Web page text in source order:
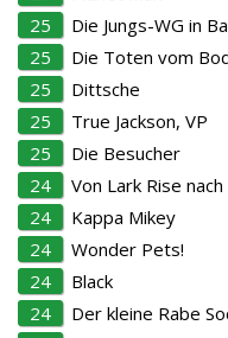
25
Die Jungs-WG in
25
Die Toten vom
25
Dittsche
25
True Jackson, VP
25
Die Besucher
24
Von Lark Rise
24
Kappa Mikey
24
Wonder Pets!
24
Black
24
Der kleine Rabe